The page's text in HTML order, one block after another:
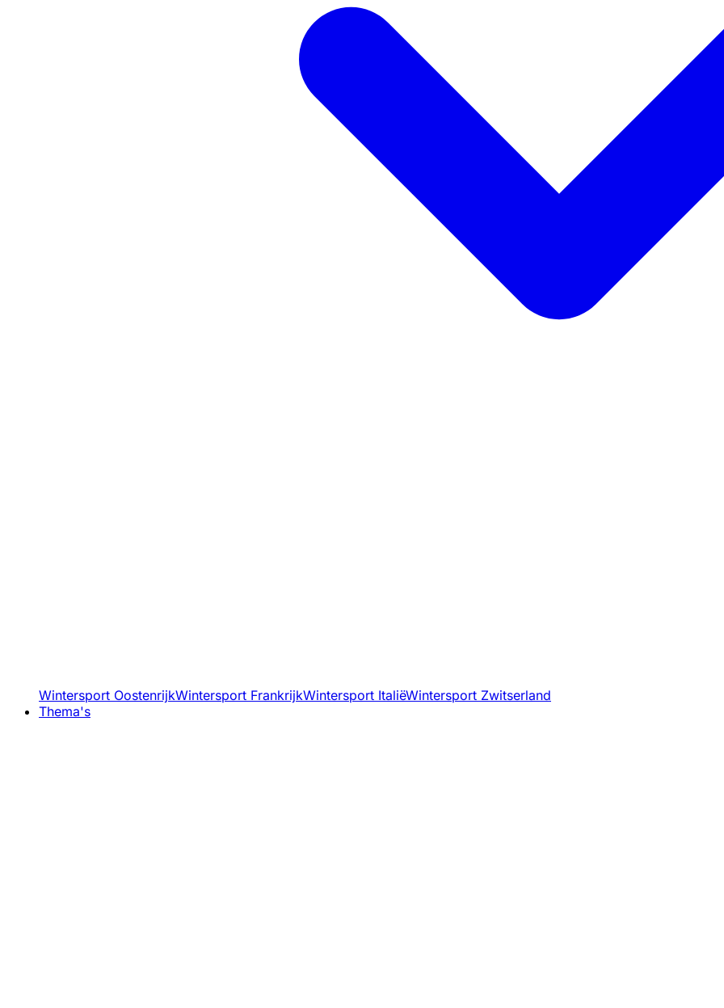
Wintersport OostenrijkWintersport FrankrijkWintersport ItaliëWintersport Zwitserland
Thema's